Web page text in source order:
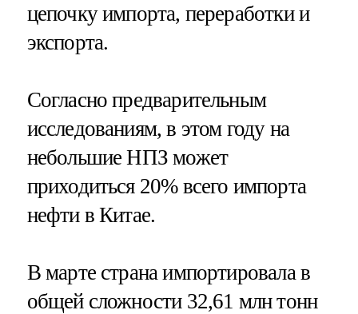
цепочку импорта, переработки и
экспорта.
Согласно предварительным
исследованиям, в этом году на
небольшие НПЗ может
приходиться 20% всего импорта
нефти в Китае.
В марте страна импортировала в
общей сложности 32,61 млн тонн